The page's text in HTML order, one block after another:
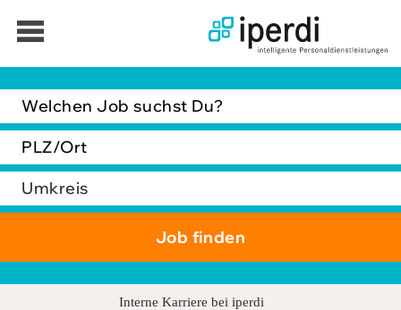
Interne Karriere bei iperdi
Jobbörse
Bewerber
Unternehmen
Über iperdi
AGB